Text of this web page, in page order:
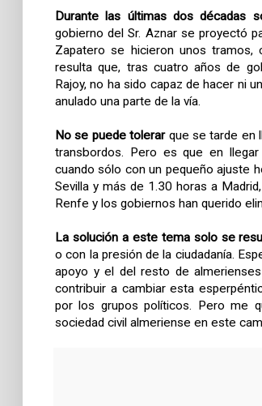
Durante las últimas dos décadas
gobierno del Sr. Aznar se proyectó
Zapatero se hicieron unos
resulta que, tras cuatro años de
Rajoy, no ha sido capaz de hacer ni
anulado una parte de la vía.
No se puede tolerarque se tarde en
transbordos. Pero es que en
cuando sólo con un pequeño ajuste
Sevilla y más de 1.30 horas a
Renfe y los gobiernos han querido
La solución a este tema solo se
o con la presión de la ciudadanía.
apoyo y el del resto de
contribuir a cambiar esta
por los grupos políticos. Pero me
sociedad civil almeriense en este